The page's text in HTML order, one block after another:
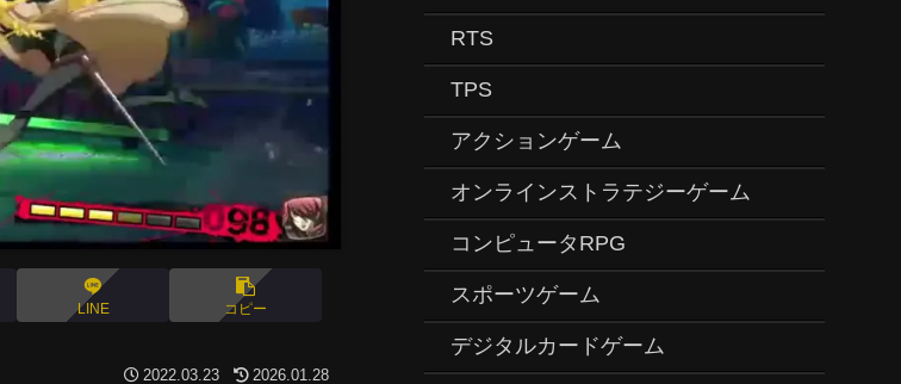
LINE コピー
2022.03.23 2026.01.28
RTS
TPS
アクションゲーム
オンラインストラテジーゲーム
コンピュータRPG
スポーツゲーム
デジタルカードゲーム